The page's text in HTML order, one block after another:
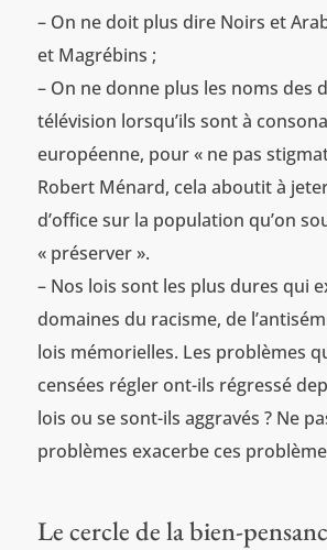
– On ne doit plus dire Noirs et
et Magrébins ;
– On ne donne plus les noms des
télévision lorsqu’ils sont à
européenne, pour « ne pas
Robert Ménard, cela aboutit à
d’office sur la population qu’on
« préserver ».
– Nos lois sont les plus dures qui
domaines du racisme, de
lois mémorielles. Les problèmes
censées régler ont-ils régressé
lois ou se sont-ils aggravés ? Ne
problèmes exacerbe ces
Le cercle de la bien-